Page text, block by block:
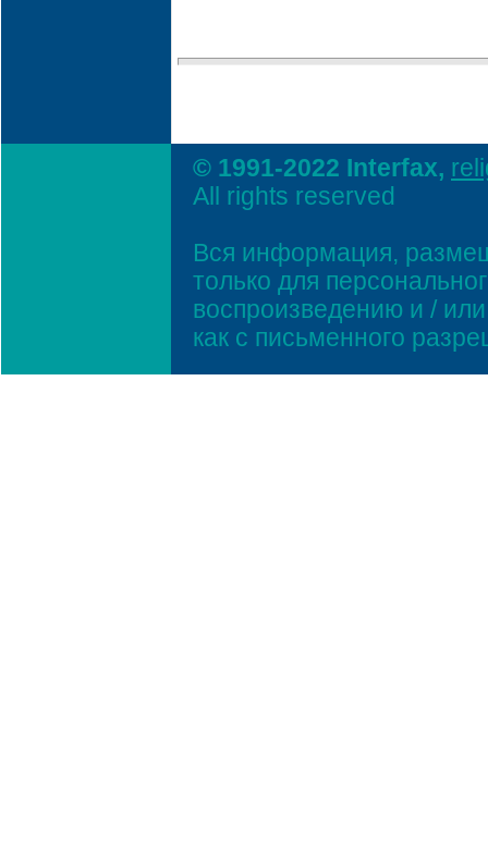
© 1991-2022 Interfax,
All rights reserved
Вся информация,
только для
воспроизведению и /
как с письменного